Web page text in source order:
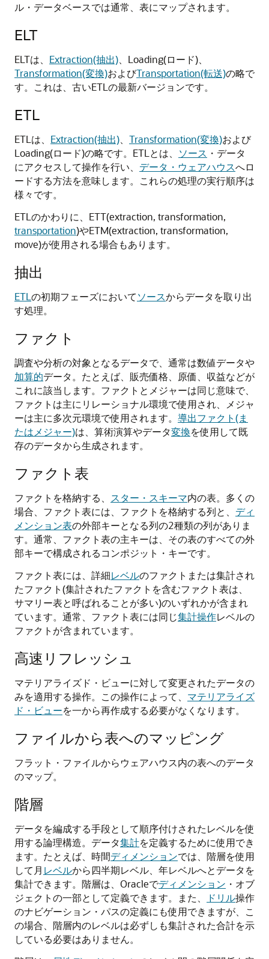
ル・データベースでは通常、表にマップされます。
ELT
ELTは、 Extraction(抽出) 、Loading(ロード)、
Transformation(変換)およびTransportation(転送)の略で
す。これは、古いETLの最新バージョンです。
ETL
ETLは、 Extraction(抽出) Transformation(変換)および
Loading(ロード)の略です。ETLとは、 ソース ・データ
にアクセスして操作を行い、 データ・ウェアハウスへロ
ードする方法を意味します。これらの処理の実行順序は
様々です。
ETLのかわりに、ETT(extraction, transformation,
transportation)やETM(extraction, transformation,
move)が使用される場合もあります。
抽出
ETL の初期フェーズにおいてソースからデータを取り出
す処理。
ファクト
調査や分析の対象となるデータで、通常は数値データや
加算的データ。たとえば、販売価格、原価、収益などが
これに該当します。ファクトとメジャーは同じ意味で、
ファクトは主にリレーショナル環境で使用され、メジャ
ーは主に多次元環境で使用されます。 導出ファクト(ま
たはメジャー)は、算術演算やデータ変換を使用して既
存のデータから生成されます。
ファクト表
ファクトを格納する、 スター・スキーマ内の表。多くの
場合、ファクト表には、ファクトを格納する列と、 ディ
メンション表の外部キーとなる列の2種類の列がありま
す。通常、ファクト表の主キーは、その表のすべての外
部キーで構成されるコンポジット・キーです。
ファクト表には、詳細レベルのファクトまたは集計され
たファクト(集計されたファクトを含むファクト表は、
サマリー表と呼ばれることが多い)のいずれかが含まれ
ています。通常、ファクト表には同じ集計操作レベルの
ファクトが含まれています。
高速リフレッシュ
マテリアライズド・ビューに対して変更されたデータの
みを適用する操作。この操作によって、 マテリアライズ
ド・ビューを一から再作成する必要がなくなります。
ファイルから表へのマッピング
フラット・ファイルからウェアハウス内の表へのデータ
のマップ。
階層
データを編成する手段として順序付けされたレベルを使
用する論理構造。データ集計を定義するために使用でき
ます。たとえば、時間ディメンションでは、階層を使用
して月 レベルから四半期レベル、年レベルへとデータを
集計できます。階層は、Oracleでディメンション ・オブ
ジェクトの一部として定義できます。また、
ドリル操作
のナビゲーション・パスの定義にも使用できますが、こ
の場合、階層内のレベルは必ずしも集計された合計を示
している必要はありません。